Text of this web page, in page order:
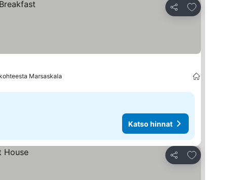
Jaa
Lisää
Marsaskala
Katso hinnat
Jaa
Lisää